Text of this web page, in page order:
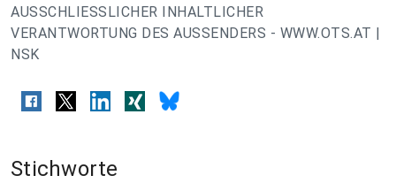
AUSSCHLIESSLICHER INHALTLICHER
VERANTWORTUNG DES AUSSENDERS - WWW.OTS.AT |
NSK
Stichworte